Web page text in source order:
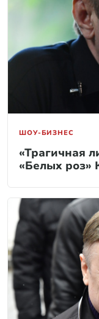
ШОУ-БИЗНЕС
«Трагичная
«Белых роз»